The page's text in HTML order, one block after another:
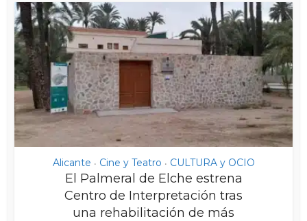
Alicante • Cine y Teatro • CULTURA y OCIO
El Palmeral de Elche estrena
Centro de Interpretación tras
una rehabilitación de más